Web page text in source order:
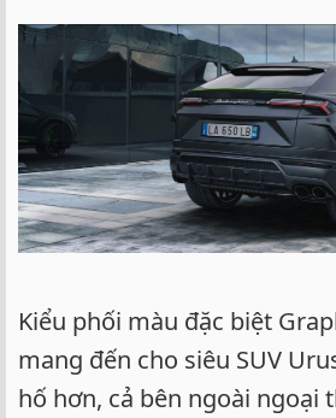
Kiểu phối màu đặc biệt
mang đến cho siêu SUV
hố hơn, cả bên ngoài ngoại